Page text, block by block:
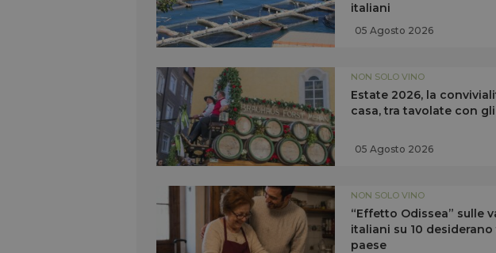
italiani
05 Agosto 2026
NON SOLO VINO
Estate 2026, la
casa, tra tavolate con
05 Agosto 2026
NON SOLO VINO
“Effetto Odissea” sulle
italiani su 10
paese